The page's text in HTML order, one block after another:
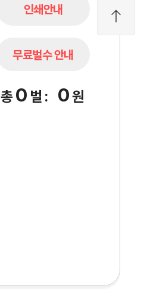
인쇄안내
무료벌수 안내
총0 벌: 0원